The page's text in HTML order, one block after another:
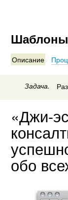
Шаблоны
Описание
Задача.
«Джи-
обо